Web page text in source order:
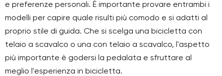
e preferenze personali. È importante provare entrambi i
modelli per capire quale risulti più comodo e si adatti al
proprio stile di guida. Che si scelga una bicicletta con
telaio a scavalco o una con telaio a scavalco, l'aspetto
più importante è godersi la pedalata e sfruttare al
meglio l'esperienza in bicicletta.